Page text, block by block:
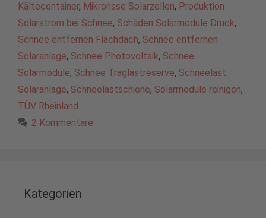
Kältecontainer, Mikrorisse Solarzellen, Produktion
Solarstrom bei Schnee, Schäden Solarmodule Druck,
Schnee entfernen Flachdach, Schnee entfernen
Solaranlage, Schnee Photovoltaik, Schnee
Solarmodule, Schnee Traglastreserve, Schneelast
Solaranlage, Schneelastschiene, Solarmodule reinigen,
TÜV Rheinland
2 Kommentare
Kategorien